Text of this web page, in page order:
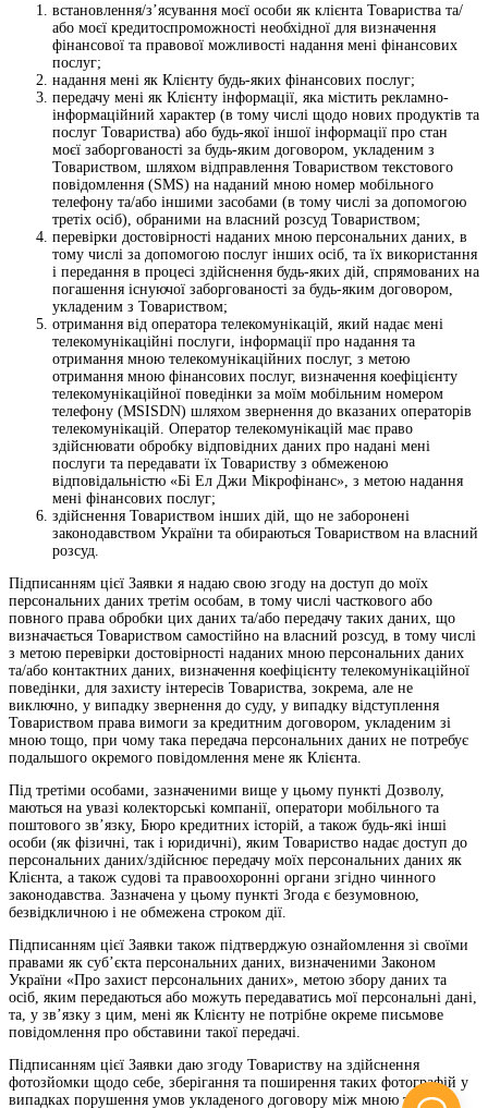
встановлення/з’ясування моєї особи як клієнта Товариства та/
або моєї кредитоспроможності необхідної для визначення
фінансової та правової можливості надання мені фінансових
послуг;
надання мені як Клієнту будь-яких фінансових послуг;
передачу мені як Клієнту інформації, яка містить рекламно-
інформаційний характер (в тому числі щодо нових продуктів та
послуг Товариства) або будь-якої іншої інформації про стан
моєї заборгованості за будь-яким договором, укладеним з
Товариством, шляхом відправлення Товариством текстового
повідомлення (SMS) на наданий мною номер мобільного
телефону та/або іншими засобами (в тому числі за допомогою
третіх осіб), обраними на власний розсуд Товариством;
перевірки достовірності наданих мною персональних даних, в
тому числі за допомогою послуг інших осіб, та їх використання
і передання в процесі здійснення будь-яких дій, спрямованих на
погашення існуючої заборгованості за будь-яким договором,
укладеним з Товариством;
отримання від оператора телекомунікацій, який надає мені
телекомунікаційні послуги, інформації про надання та
отримання мною телекомунікаційних послуг, з метою
отримання мною фінансових послуг, визначення коефіцієнту
телекомунікаційної поведінки за моїм мобільним номером
телефону (MSISDN) шляхом звернення до вказаних операторів
телекомунікацій. Оператор телекомунікацій має право
здійснювати обробку відповідних даних про надані мені
послуги та передавати їх Товариству з обмеженою
відповідальністю «Бі Ел Джи Мікрофінанс», з метою надання
мені фінансових послуг;
здійснення Товариством інших дій, що не заборонені
законодавством України та обираються Товариством на власний
розсуд.
Підписанням цієї Заявки я надаю свою згоду на доступ до моїх
персональних даних третім особам, в тому числі часткового або
повного права обробки цих даних та/або передачу таких даних, що
визначається Товариством самостійно на власний розсуд, в тому числі
з метою перевірки достовірності наданих мною персональних даних
та/або контактних даних, визначення коефіцієнту телекомунікаційної
поведінки, для захисту інтересів Товариства, зокрема, але не
виключно, у випадку звернення до суду, у випадку відступлення
Товариством права вимоги за кредитним договором, укладеним зі
мною тощо, при чому така передача персональних даних не потребує
подальшого окремого повідомлення мене як Клієнта.
Під третіми особами, зазначеними вище у цьому пункті Дозволу,
маються на увазі колекторські компанії, оператори мобільного та
поштового зв’язку, Бюро кредитних історій, а також будь-які інші
особи (як фізичні, так і юридичні), яким Товариство надає доступ до
персональних даних/здійснює передачу моїх персональних даних як
Клієнта, а також судові та правоохоронні органи згідно чинного
законодавства. Зазначена у цьому пункті Згода є безумовною,
безвідкличною і не обмежена строком дії.
Підписанням цієї Заявки також підтверджую ознайомлення зі своїми
правами як суб’єкта персональних даних, визначеними Законом
України «Про захист персональних даних», метою збору даних та
осіб, яким передаються або можуть передаватись мої персональні дані,
та, у зв’язку з цим, мені як Клієнту не потрібне окреме письмове
повідомлення про обставини такої передачі.
Підписанням цієї Заявки даю згоду Товариству на здійснення
фотозйомки щодо себе, зберігання та поширення таких фотографій у
випадках порушення умов укладеного договору між мною та